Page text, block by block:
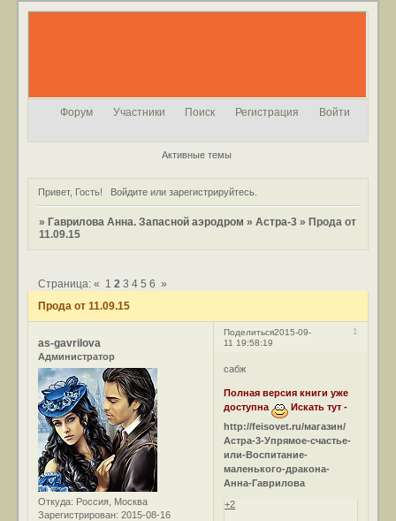
Форум Участники Поиск Регистрация Войти
Активные темы
Привет, Гость! Войдитеили зарегистрируйтесь.
» Гаврилова Анна. Запасной аэродром »Астра-3 » Прода от
11.09.15
Прода от 11.09.15
Страница:« 1 2 3 4 5 6 »
Поделиться 1
2015-09-
11 19:58:19
as-gavrilova
Администратор
Откуда: Россия, Москва
Зарегистрирован: 2015-08-16
сабж
Полная версия книги уже
доступна
Искать тут -
http://feisovet.ru/магазин/
Астра-3-Упрямое-счастье-
или-Воспитание-
маленького-дракона-
Анна-Гаврилова
+2